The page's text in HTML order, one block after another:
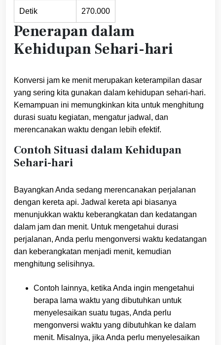
Detik 270.000
Penerapan dalam
Kehidupan Sehari-hari
Konversi jam ke menit merupakan keterampilan dasar
yang sering kita gunakan dalam kehidupan sehari-hari.
Kemampuan ini memungkinkan kita untuk menghitung
durasi suatu kegiatan, mengatur jadwal, dan
merencanakan waktu dengan lebih efektif.
Contoh Situasi dalam Kehidupan
Sehari-hari
Bayangkan Anda sedang merencanakan perjalanan
dengan kereta api. Jadwal kereta api biasanya
menunjukkan waktu keberangkatan dan kedatangan
dalam jam dan menit. Untuk mengetahui durasi
perjalanan, Anda perlu mengonversi waktu kedatangan
dan keberangkatan menjadi menit, kemudian
menghitung selisihnya.
Contoh lainnya, ketika Anda ingin mengetahui
berapa lama waktu yang dibutuhkan untuk
menyelesaikan suatu tugas, Anda perlu
mengonversi waktu yang dibutuhkan ke dalam
menit. Misalnya, jika Anda perlu menyelesaikan